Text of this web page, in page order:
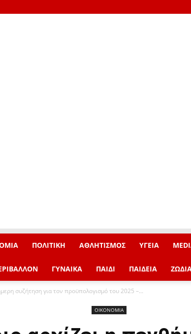
ΠΟΛΙΤΙΚΗ ΑΘΛΗΤΙΣΜΟΣ ΥΓΕΙΑ
ΓΥΝΑΙΚΑ ΠΑΙΔΙ ΠΑΙΔΕΙΑ
συζήτηση για τον προϋπολογισμό του 2025 –...
ΟΙΚΟΝΟΜΙΑ